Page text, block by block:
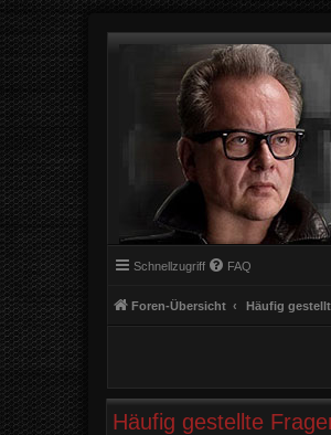
Schnellzugriff FAQ
Foren-Übersicht Häufig
Häufig gestellte